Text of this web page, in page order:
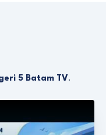
5 Batam TV.